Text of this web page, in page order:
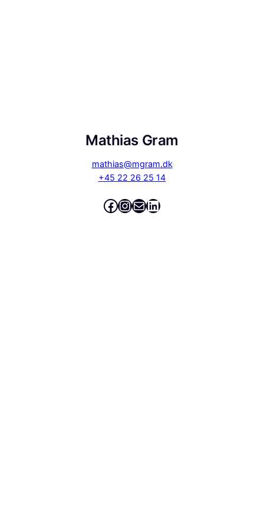
Mathias Gram
mathias@mgram.dk
+45 22 26 25 14
Facebook
Instagram
MailLinkedIn